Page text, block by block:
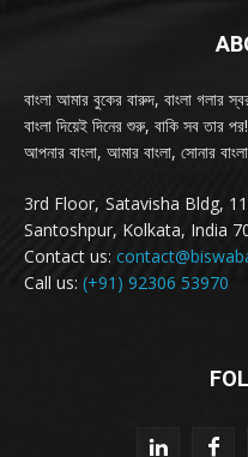
বাংলা আমার বুকের বারুদ, বাংলা গলার
বাংলা দিয়েই দিনের শুরু, বাকি সব তার
আপনার বাংলা, আমার বাংলা, সোনার
3rd Floor, Satavisha Bldg,
Santoshpur, Kolkata, India
Contact us:
Call us: (+91) 92306 53970